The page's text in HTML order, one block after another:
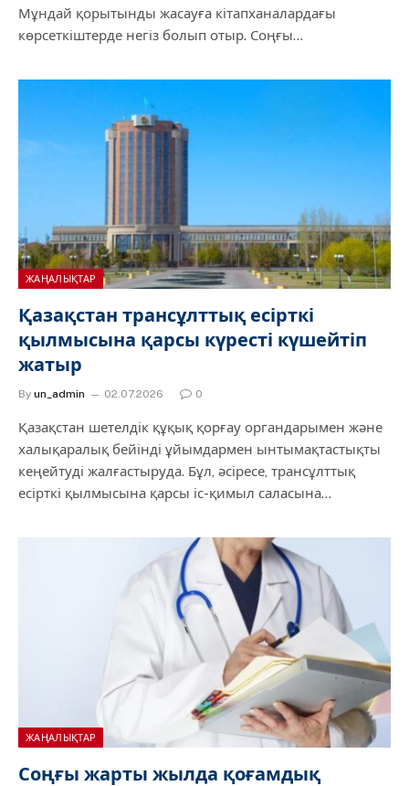
Мұндай қорытынды жасауға кітапханалардағы
көрсеткіштерде негіз болып отыр. Соңғы…
ЖАҢАЛЫҚТАР
Қазақстан трансұлттық есірткі
қылмысына қарсы күресті күшейтіп
жатыр
By un_admin 02.07.2026 0
Қазақстан шетелдік құқық қорғау органдарымен және
халықаралық бейінді ұйымдармен ынтымақтастықты
кеңейтуді жалғастыруда. Бұл, әсіресе, трансұлттық
есірткі қылмысына қарсы іс-қимыл саласына…
ЖАҢАЛЫҚТАР
Соңғы жарты жылда қоғамдық